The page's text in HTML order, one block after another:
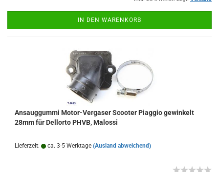
IN DEN WARENKORB
Ansauggummi Motor-Vergaser Scooter Piaggio gewinkelt
28mm für Dellorto PHVB, Malossi
Lieferzeit: ca. 3-5 Werktage (Ausland abweichend)